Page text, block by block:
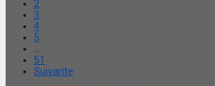
2
3
4
5
51
Suivante